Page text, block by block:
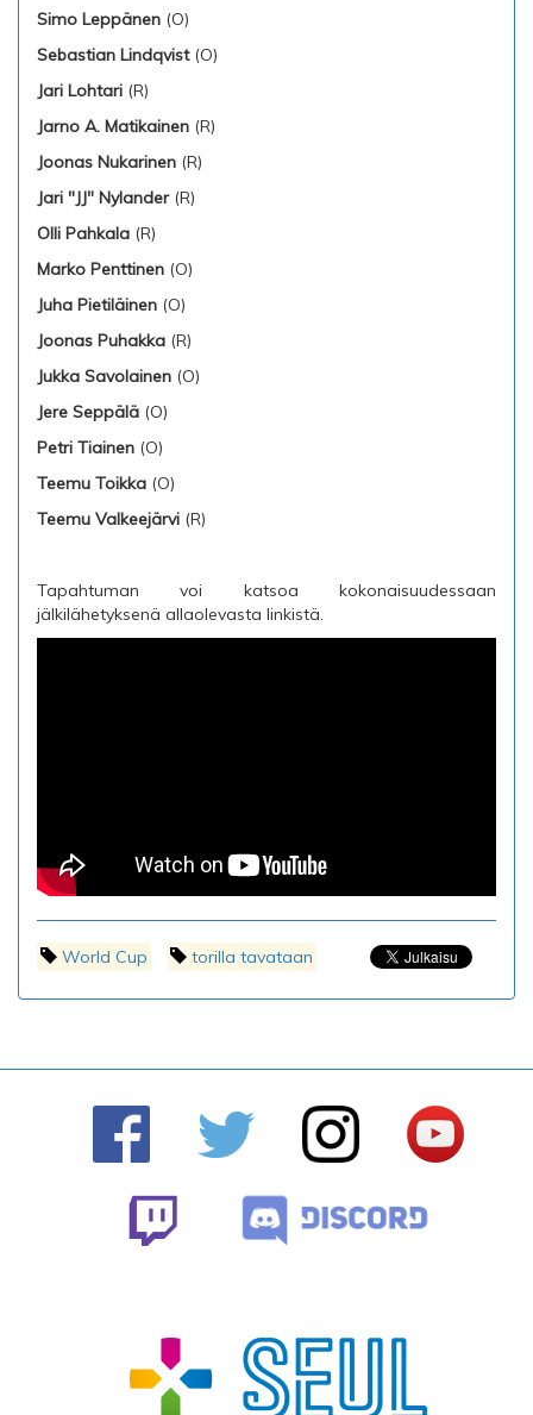
Simo Leppänen (O)
Sebastian Lindqvist(O)
Jari Lohtari (R)
Jarno A. Matikainen (R)
Joonas Nukarinen (R)
Jari "JJ" Nylander(R)
Olli Pahkala (R)
Marko Penttinen (O)
Juha Pietiläinen (O)
Joonas Puhakka (R)
Jukka Savolainen (O)
Jere Seppälä (O)
Petri Tiainen (O)
Teemu Toikka (O)
Teemu Valkeejärvi (R)
Tapahtuman voi katsoa kokonaisuudessaan
jälkilähetyksenä allaolevasta linkistä.
World Cup torilla tavataan